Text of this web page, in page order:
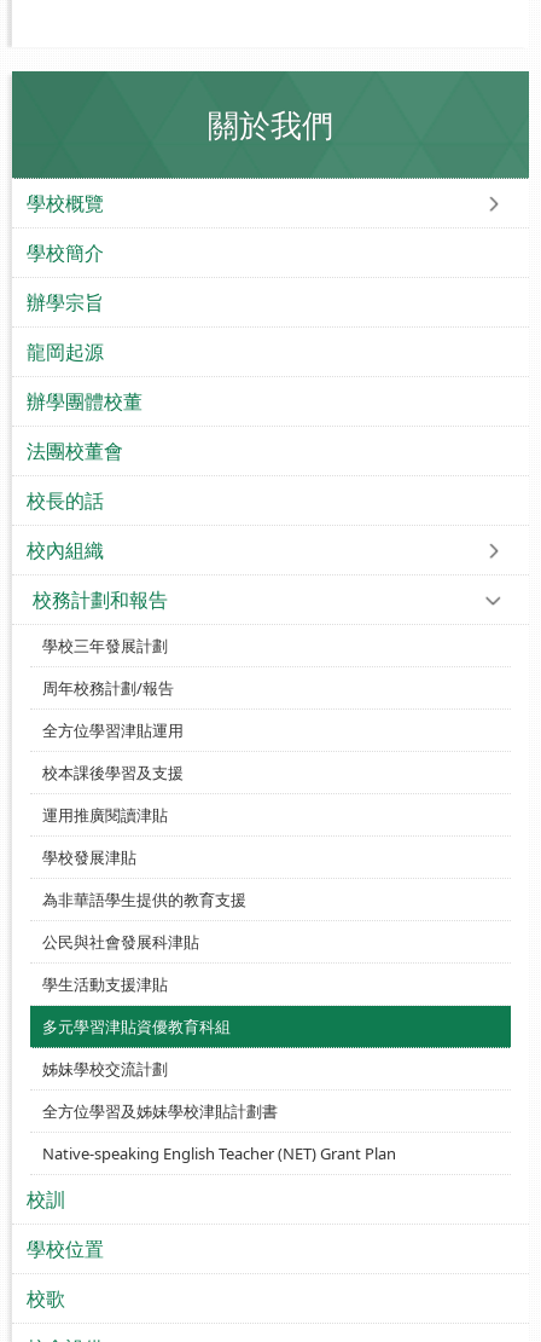
關於我們
學校概覽
學校簡介
辦學宗旨
龍岡起源
辦學團體校董
法團校董會
校長的話
校內組織
校務計劃和報告
學校三年發展計劃
周年校務計劃/報告
全方位學習津貼運用
校本課後學習及支援
運用推廣閱讀津貼
學校發展津貼
為非華語學生提供的教育支援
公民與社會發展科津貼
學生活動支援津貼
多元學習津貼資優教育科組
姊妹學校交流計劃
全方位學習及姊妹學校津貼計劃書
Native-speaking English Teacher (NET) Grant Plan
校訓
學校位置
校歌